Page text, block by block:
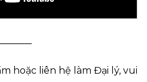
hoặc liên hệ làm Đại lý, vui